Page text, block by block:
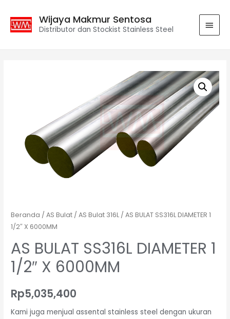
Wijaya Makmur Sentosa
Distributor dan Stockist Stainless Steel
Beranda /AS Bulat /AS Bulat 316L / AS BULAT SS316L DIAMETER 1
1/2″ X 6000MM
AS BULAT SS316L DIAMETER 1
1/2″ X 6000MM
Rp5,035,400
Kami juga menjual assental stainless steel dengan ukuran